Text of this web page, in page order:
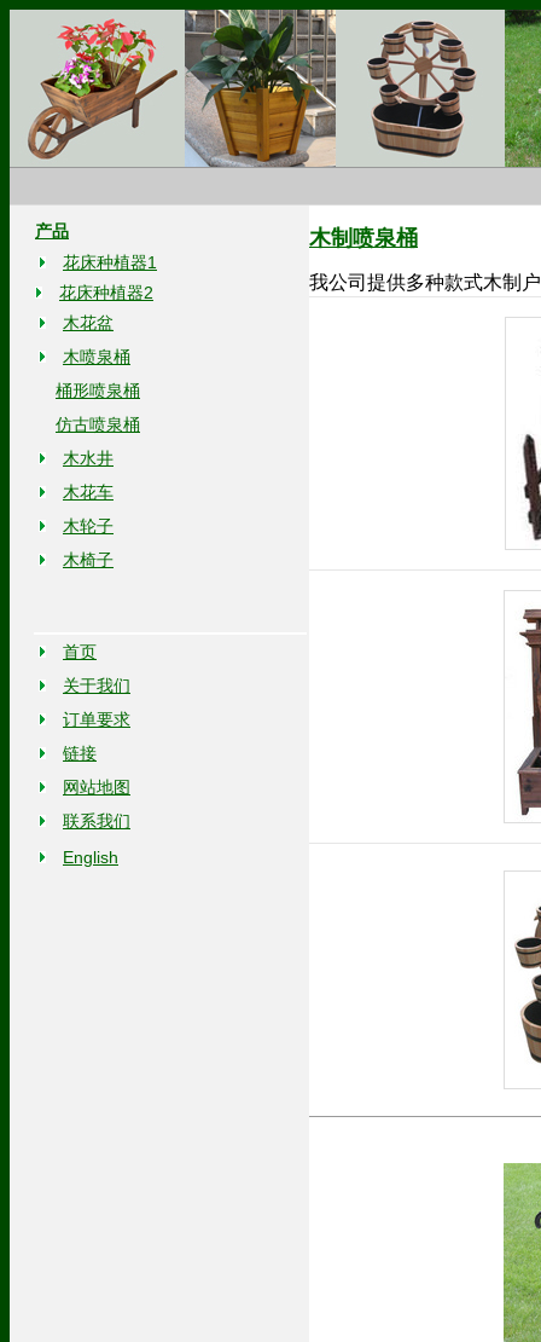
产品
花床种植器1
花床种植器2
木花盆
木喷泉桶
桶形喷泉桶
仿古喷泉桶
木水井
木花车
木轮子
木椅子
首页
关于我们
订单要求
链接
网站地图
联系我们
English
木制喷泉桶
我公司提供多种款式木制